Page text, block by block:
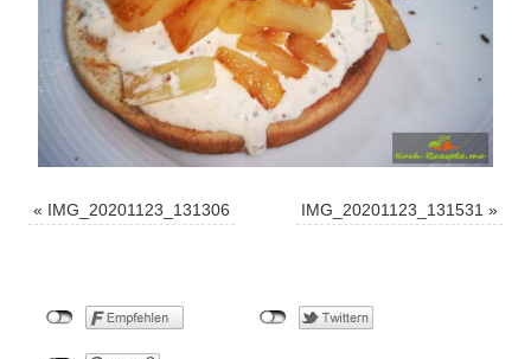
« IMG_20201123_131306 IMG_20201123_131531 »